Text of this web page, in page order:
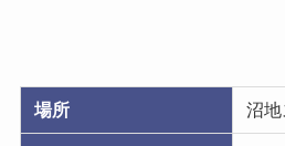
場所 沼地